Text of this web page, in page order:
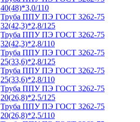
40(48)*3,0/110
Труба ППУ ПЭ ГОСТ 3262-75
32(42,3)*2,8/125
Труба ППУ ПЭ ГОСТ 3262-75
32(42,3)*2,8/110
Труба ППУ ПЭ ГОСТ 3262-75
25(33,6)*2,8/125
Труба ППУ ПЭ ГОСТ 3262-75
25(33,6)*2,8/110
Труба ППУ ПЭ ГОСТ 3262-75
20(26,8)*2,5/125
Труба ППУ ПЭ ГОСТ 3262-75
20(26,8)*2,5/110